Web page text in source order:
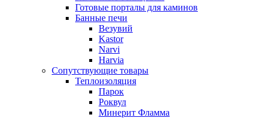
Готовые порталы для каминов
Банные печи
Везувий
Kastor
Narvi
Harvia
Сопутствующие товары
Теплоизоляция
Парок
Роквул
Минерит Фламма